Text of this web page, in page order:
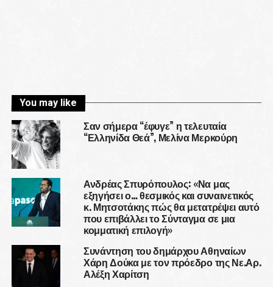
You may like
Σαν σήμερα “έφυγε” η τελευταία
“Ελληνίδα Θεά”, Μελίνα Μερκούρη
Ανδρέας Σπυρόπουλος: «Να μας
εξηγήσει ο… θεσμικός και συναινετικός
κ. Μητσοτάκης πώς θα μετατρέψει αυτό
που επιβάλλει το Σύνταγμα σε μια
κομματική επιλογή»
Συνάντηση του δημάρχου Αθηναίων
Χάρη Δούκα με τον πρόεδρο της Νε.Αρ.
Αλέξη Χαρίτση